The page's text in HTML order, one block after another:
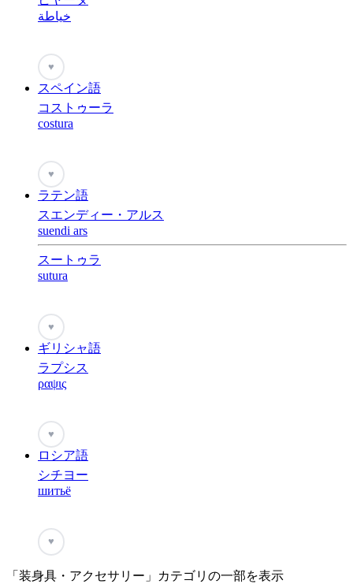
خياطة
♥
スペイン語
コストゥーラ
costura
♥
ラテン語
スエンディー・アルス
suendi ars
スートゥラ
sutura
♥
ギリシャ語
ラプシス
ραψις
♥
ロシア語
シチヨー
шитьё
♥
「装身具・アクセサリー」カテゴリの一部を表示